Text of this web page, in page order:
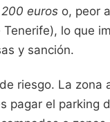
200 euros o, peor
lo que
y sanción.
riesgo. La zona
pagar el parking